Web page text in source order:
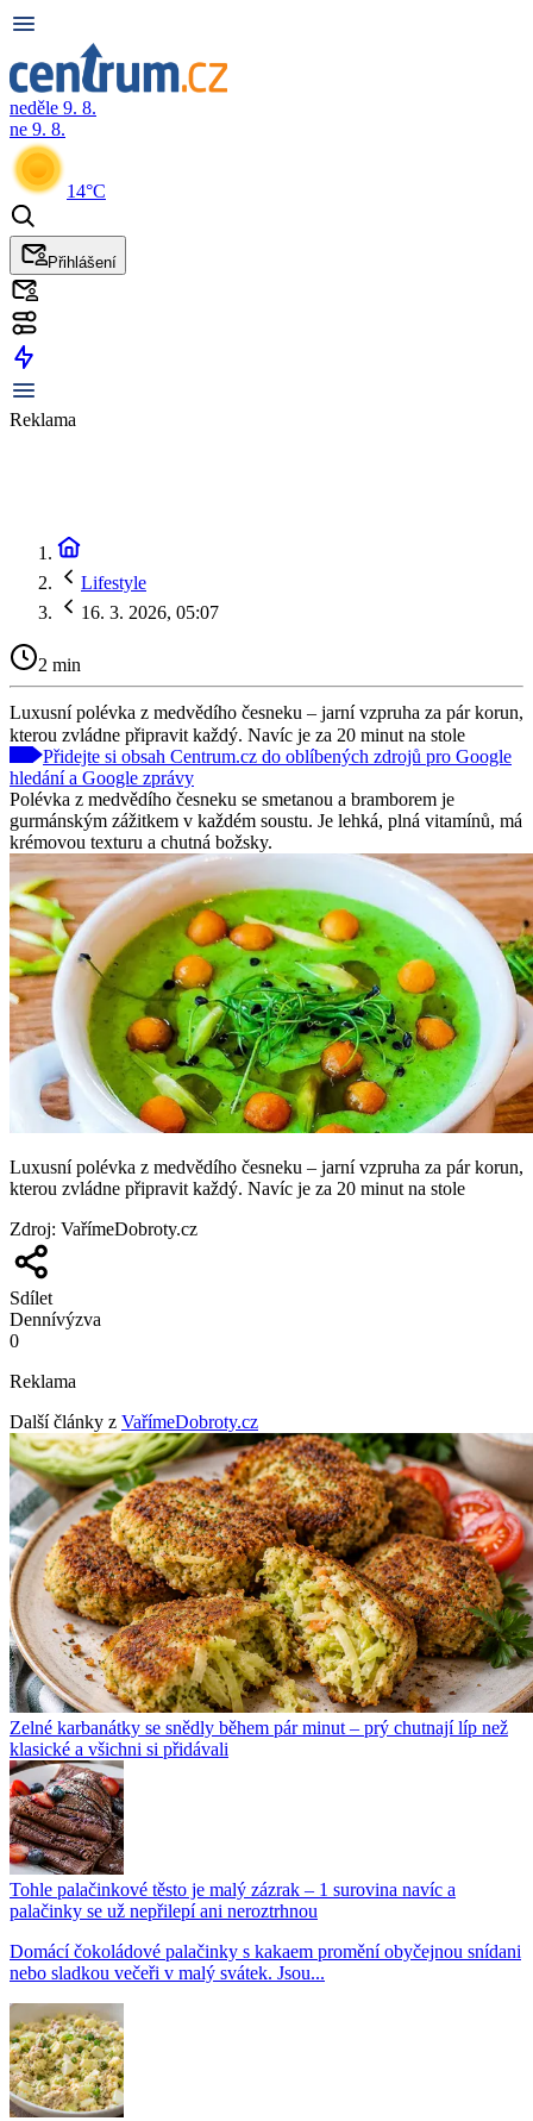
neděle 9. 8.
ne 9. 8.
14°C
Přihlášení
Reklama
Lifestyle
16. 3. 2026, 05:07
2 min
Luxusní polévka z medvědího česneku – jarní vzpruha za pár korun,
kterou zvládne připravit každý. Navíc je za 20 minut na stole
Přidejte si obsah Centrum.cz do oblíbených zdrojů pro Google
hledání a Google zprávy
Polévka z medvědího česneku se smetanou a bramborem je
gurmánským zážitkem v každém soustu. Je lehká, plná vitamínů, má
krémovou texturu a chutná božsky.
Luxusní polévka z medvědího česneku – jarní vzpruha za pár korun,
kterou zvládne připravit každý. Navíc je za 20 minut na stole
Zdroj: VařímeDobroty.cz
Sdílet
Dennívýzva
0
Reklama
Další články z VařímeDobroty.cz
Zelné karbanátky se snědly během pár minut – prý chutnají líp než
klasické a všichni si přidávali
Tohle palačinkové těsto je malý zázrak – 1 surovina navíc a
palačinky se už nepřilepí ani neroztrhnou
Domácí čokoládové palačinky s kakaem promění obyčejnou snídani
nebo sladkou večeři v malý svátek. Jsou...